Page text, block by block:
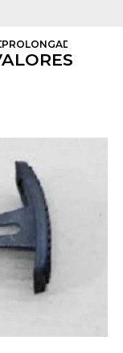
PARA PEDAIS
PROLONGADOR